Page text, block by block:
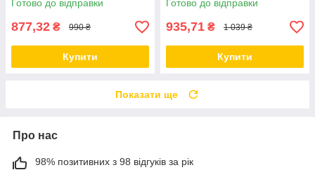
Готово до відправки
877,32 ₴ 990 ₴
Купити
Готово до відправки
935,71 ₴ 1 039 ₴
Купити
Показати ще
Про нас
98% позитивних з 98 відгуків за рік